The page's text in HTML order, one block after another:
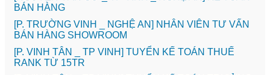
BÁN HÀNG
[P. TRƯỜNG VINH _ NGHỆ AN] NHÂN VIÊN TƯ VẤN
BÁN HÀNG SHOWROOM
[P. VINH TÂN _ TP VINH] TUYỂN KẾ TOÁN THUẾ
RANK TỪ 15TR